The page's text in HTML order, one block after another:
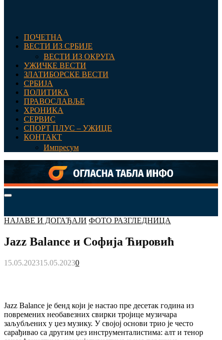
ПОЧЕТНА
ВЕСТИ ИЗ СРБИЈЕ
ВЕСТИ ИЗ ОКРУГА
УЖИЧКЕ ВЕСТИ
ЗЛАТИБОРСКЕ ВЕСТИ
СРБИЈА
ПОЛИТИКА
ПРАВОСЛАВЉЕ
ХРОНИКА
СЕРВИС
СПОРТ ПЛУС – УЖИЦЕ
КОНТАКТ
Импресум
Primary
НАЈАВЕ И ДОГАЂАЈИ ФОТО РАЗГЛЕДНИЦА
Jazz Balance и Софија Ћировић
15.05.202315.05.20230
Jazz Balance је бенд који је настао пре десетак година из
повремених необавезних свирки тројице музичара
заљубљених у џез музику. У својој основи трио је често
сарађивао са другим џез инструменталистима: алт и тенор